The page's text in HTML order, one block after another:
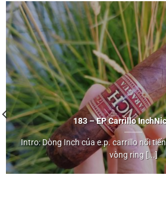
Nicaragua
">
183 – EP Carrillo Inch
Intro: Dòng Inch của e.p. carrillo nổi
vòng ring [...]